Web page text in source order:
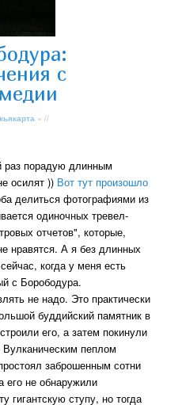
с
» //
раз порадую длинным
осилят )) Вот тут произошло
делиться фотографиями из
одиночных тревел-
отчетов", которые,
нравятся. А я без длинных
когда у меня есть
с Борободура.
не надо. Это практически
буддийский памятник в
его, а затем покинули
пеплом
заброшенным сотни
его не обнаружили
гигантскую ступу, но тогда